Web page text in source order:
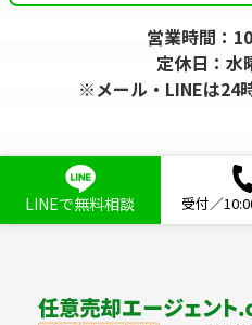
営業時間：
定休日：水
※メール・LINEは24
LINEで無料相談 受付／